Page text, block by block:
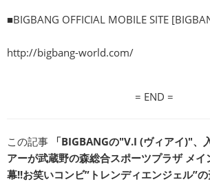
■BIGBANG OFFICIAL MOBILE SITE
http://bigbang-world.com/
= END =
この記事
「BIGBANGの"V.I (ヴィアイ)"、
アーが武蔵野の森総合スポーツプラザ メ
幕!!お笑いコンビ”トレンディエンジェル”